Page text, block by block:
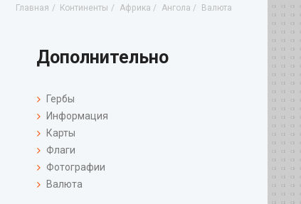
Главная Континенты Африка Ангола Валюта
Дополнительно
Гербы
Информация
Карты
Флаги
Фотографии
Валюта